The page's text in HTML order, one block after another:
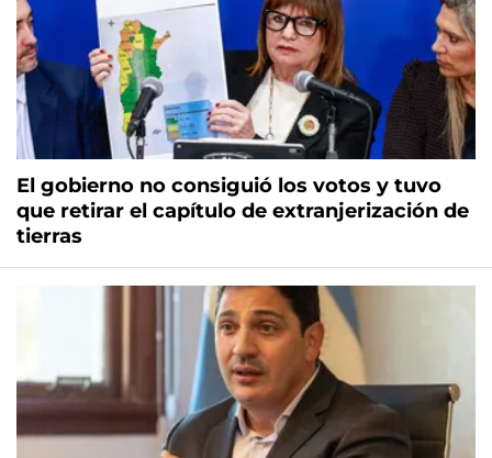
El gobierno no consiguió los votos y tuvo
que retirar el capítulo de extranjerización de
tierras